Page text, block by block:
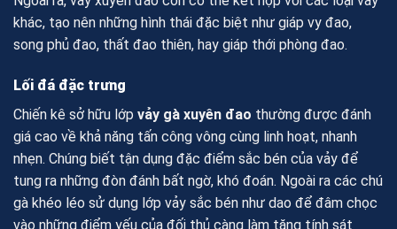
khác, tạo nên những hình thái đặc biệt như giáp vy đao,
song phủ đao, thất đao thiên, hay giáp thới phòng đao.
Lối đá đặc trưng
Chiến kê sở hữu lớp vảy gà xuyên đao thường được đánh
giá cao về khả năng tấn công vông cùng linh hoạt, nhanh
nhẹn. Chúng biết tận dụng đặc điểm sắc bén của vảy để
tung ra những đòn đánh bất ngờ, khó đoán. Ngoài ra các chú
gà khéo léo sử dụng lớp vảy sắc bén như dao để đâm chọc
vào những điểm yếu của đối thủ càng làm tăng tính sát